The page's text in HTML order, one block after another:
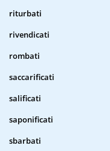
riturbati
rivendicati
rombati
saccarificati
salificati
saponificati
sbarbati